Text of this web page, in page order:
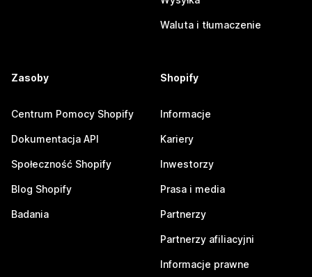
Waluta i tłumaczenie
Zasoby
Centrum Pomocy Shopify
Dokumentacja API
Społeczność Shopify
Blog Shopify
Badania
Shopify
Informacje
Kariery
Inwestorzy
Prasa i media
Partnerzy
Partnerzy afiliacyjni
Informacje prawne